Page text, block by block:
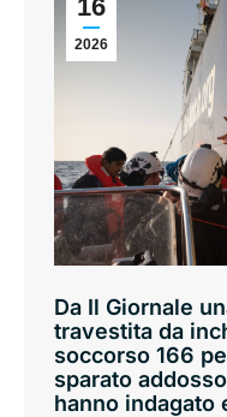
16
2026
Da Il Giornale
travestita da
soccorso 166
sparato
hanno indagato